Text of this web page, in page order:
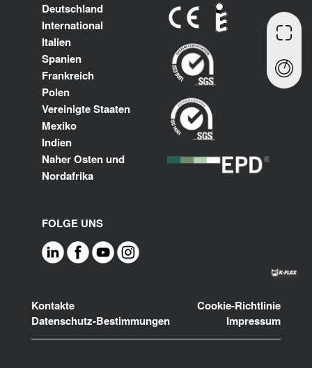
Deutschland
International
Italien
Spanien
Frankreich
Polen
Vereinigte Staaten
Mexiko
Indien
Naher Osten und
Nordafrika
FOLGE UNS
Footer
Kontakte
Cookie-Richtlinie
Datenschutz-Bestimmungen
Impressum